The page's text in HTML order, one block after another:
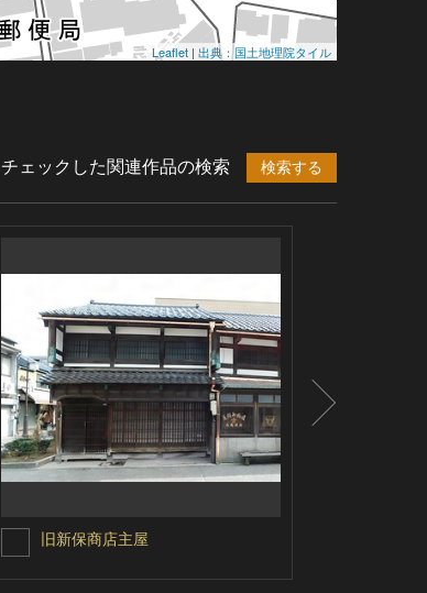
Leaflet | 出典：国土地理院タイル
チェックした関連作品の検索 検索する
旧新保商店主屋